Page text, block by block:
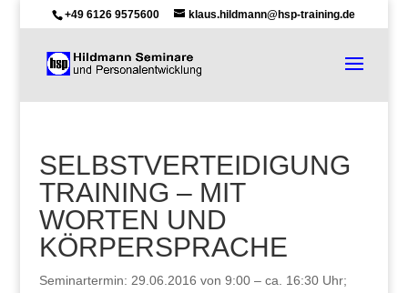
+49 6126 9575600 klaus.hildmann@hsp-training.de
SELBSTVERTEIDIGUNG
TRAINING – MIT
WORTEN UND
KÖRPERSPRACHE
Seminartermin: 29.06.2016 von 9:00 – ca. 16:30 Uhr;